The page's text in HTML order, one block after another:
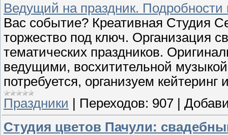
Ведущий на праздник. Подробности
Вас событие? Креативная Студия
торжество под ключ. Организация
тематических праздников.
ведущими, восхитительной
потребуется, организуем
Праздники | Переходов: 907 |
Студия цветов Пачули: